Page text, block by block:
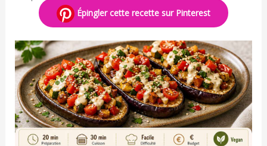
Épingler cette recette sur Pinterest